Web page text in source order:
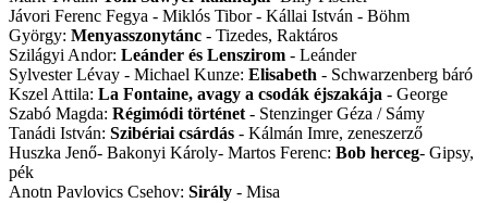
Jávori Ferenc Fegya - Miklós Tibor - Kállai István - Böhm
György: Menyasszonytánc - Tizedes, Raktáros
Szilágyi Andor: Leánder és Lenszirom - Leánder
Sylvester Lévay - Michael Kunze: Elisabeth - Schwarzenberg báró
Kszel Attila: La Fontaine, avagy a csodák éjszakája - George
Szabó Magda: Régimódi történet - Stenzinger Géza / Sámy
Tanádi István: Szibériai csárdás - Kálmán Imre, zeneszerző
Huszka Jenő- Bakonyi Károly- Martos Ferenc: Bob herceg- Gipsy,
pék
Anotn Pavlovics Csehov: Sirály - Misa